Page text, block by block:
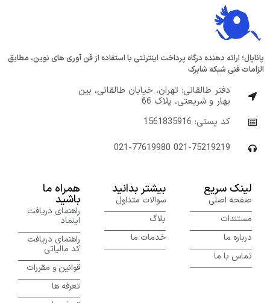
پاناپال؛ ارائه دهنده درگاه پرداخت اینترنتی با استفاده از فن آوری های نوین، مطابق
الزامات فنی شبکه شابرک
دفتر طالقانی: تهران، خیابان طالقانی، بین
بهار و شریعتی، پلاک 66
کد پستی: 1561835916
021-77619980 021-75219219
لینک سریع
صفحه اصلی
مستندات
درباره ما
تماس با ما
بیشتر بدانید
سوالات متداول
بلاگ
خدمات ما
همراه ما
باشید
راهنمای دریافت
اینماد
راهنمای دریافت
کد مالیاتی
قوانین و مقررات
تعرفه ها